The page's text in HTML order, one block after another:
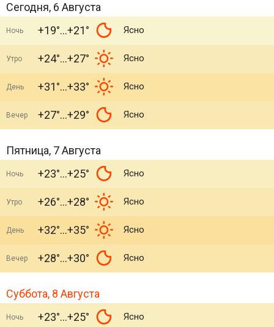
Сегодня, 6 Августа
Ночь +19° +21° Ясно
Утро +24° +27° Ясно
День +31° +33° Ясно
Вечер +27° +29° Ясно
Пятница, 7 Августа
Ночь +23° +25° Ясно
Утро +26° +28° Ясно
День +32° +35° Ясно
Вечер +28° +30° Ясно
Суббота, 8 Августа
Ночь +23° +25° Ясно